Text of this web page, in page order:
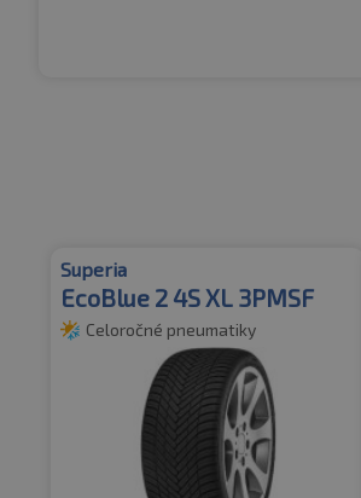
Superia
EcoBlue 2 4S XL 3PMSF
Celoročné pneumatiky